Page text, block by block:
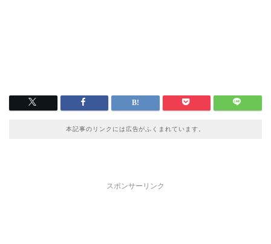
本記事のリンクには広告がふくまれています。
スポンサーリンク